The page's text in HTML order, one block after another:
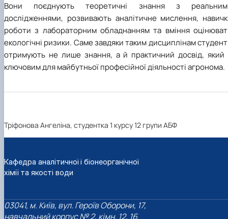
Вони поєднують теоретичні знання з
дослідженнями, розвивають аналітичне мислення,
роботи з лабораторним обладнанням та вміння
екологічні ризики. Саме завдяки таким дисциплінам
отримують не лише знання, а й практичний досвід, який
ключовим для майбутньої професійної діяльності агронома.
Тріфонова Ангеліна, студентка 1 курсу 12 групи АБФ
Кафедра аналітичної і біонеорганічної
хімії та якості води
03041, м. Київ, вул. Героїв Оборони, 17,
навчальний корпус № 2, кімн. 12, 16